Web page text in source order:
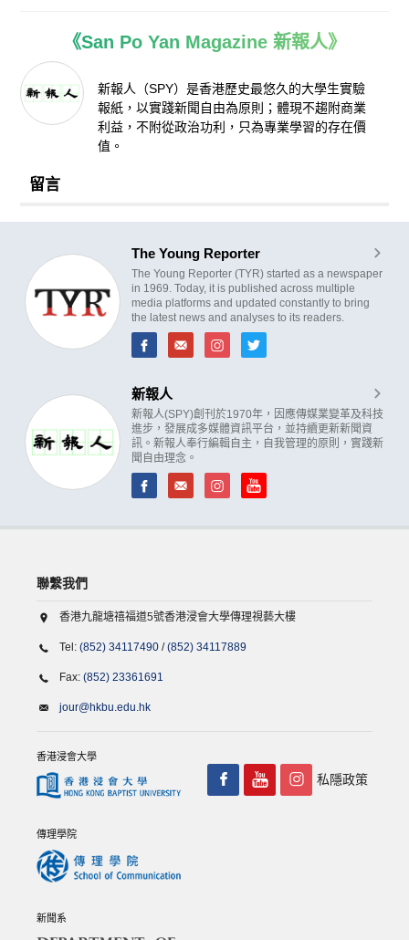
《San Po Yan Magazine 新報人》
新報人（SPY）是香港歷史最悠久的大學生實驗
報紙，以實踐新聞自由為原則；體現不趨附商業
利益，不附從政治功利，只為專業學習的存在價
值。
留言
The Young Reporter
The Young Reporter (TYR) started as a newspaper
in 1969. Today, it is published across multiple
media platforms and updated constantly to bring
the latest news and analyses to its readers.
新報人
新報人(SPY)創刊於1970年，因應傳媒業變革及科技
進步，發展成多媒體資訊平台，並持續更新新聞資
訊。新報人奉行編輯自主，自我管理的原則，實踐新
聞自由理念。
聯繫我們
香港九龍塘禧福道5號香港浸會大學傳理視藝大樓
Tel: (852) 34117490 /(852) 34117889
Fax: (852) 23361691
jour@hkbu.edu.hk
香港浸會大學
傳理學院
新聞系
私隱政策